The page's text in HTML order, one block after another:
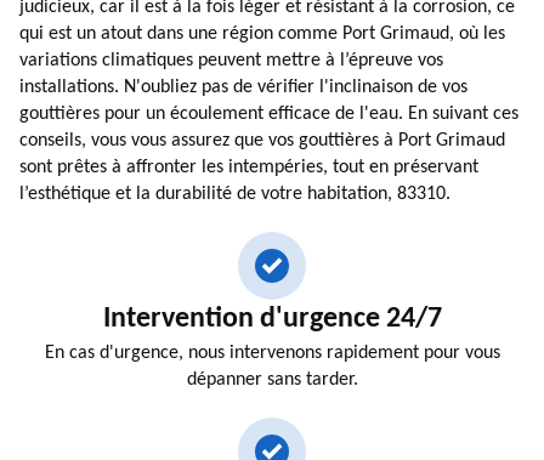
judicieux, car il est à la fois léger et résistant à la corrosion, ce
qui est un atout dans une région comme Port Grimaud, où les
variations climatiques peuvent mettre à l’épreuve vos
installations. N'oubliez pas de vérifier l'inclinaison de vos
gouttières pour un écoulement efficace de l'eau. En suivant ces
conseils, vous vous assurez que vos gouttières à Port Grimaud
sont prêtes à affronter les intempéries, tout en préservant
l’esthétique et la durabilité de votre habitation, 83310.
Intervention d'urgence 24/7
En cas d'urgence, nous intervenons rapidement pour vous
dépanner sans tarder.